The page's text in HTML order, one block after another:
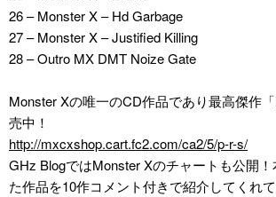
26 – Monster X – Hd Garbage
27 – Monster X – Justified Killing
28 – Outro MX DMT Noize Gate
Monster Xの唯一のCD作品であり最高傑作
売中！
http://mxcxshop.cart.fc2.com/ca2/5/p-r-s/
GHz BlogではMonster Xのチャートも公開
た作品を10作コメント付きで紹介してくれ